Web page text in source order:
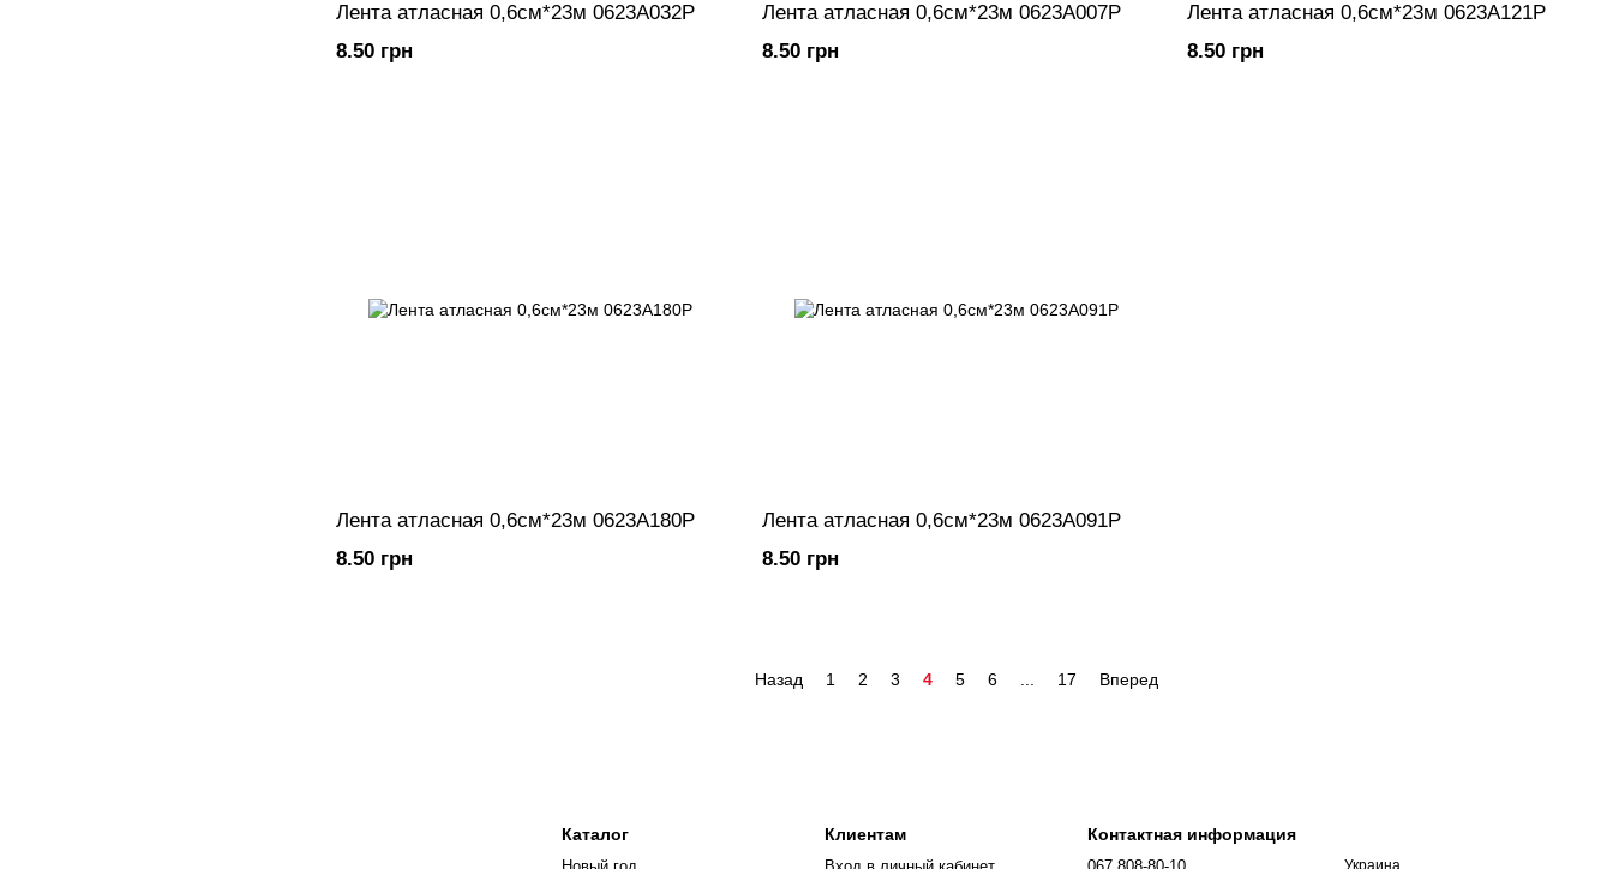
Лента атласная 0,6см*23м 0623A032P
8.50 грн
Лента атласная 0,6см*23м 0623A007P
8.50 грн
Лента атласная 0,6см*23м 0623A121P
8.50 грн
Лента атласная 0,6см*23м 0623A180P
8.50 грн
Лента атласная 0,6см*23м 0623A091P
8.50 грн
Назад 1 2 3 4 5 6 17 Вперед
Каталог Клиентам Контактная информация
Украина